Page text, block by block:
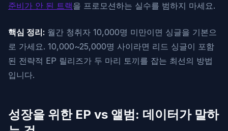
준비가 안 된 트랙을 프로모션하는 실수를 범하지 마세요.
핵심 정리: 월간 청취자 10,000명 미만이면 싱글을 기본으
로 가세요. 10,000~25,000명 사이라면 리드 싱글이 포함
된 전략적 EP 릴리즈가 두 마리 토끼를 잡는 최선의 방법
입니다.
성장을 위한 EP vs 앨범: 데이터가 말하